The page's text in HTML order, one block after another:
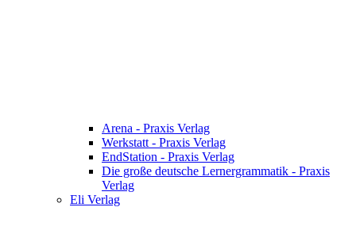
Arena - Praxis Verlag
Werkstatt - Praxis Verlag
EndStation - Praxis Verlag
Die große deutsche Lernergrammatik - Praxis
Verlag
Eli Verlag